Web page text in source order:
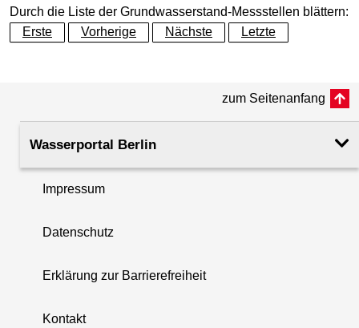
+
−
Durch die Liste der Grundwasserstand-Messstellen blättern:
Erste
Vorherige Nächste Letzte
zum Seitenanfang
Wasserportal Berlin
Impressum
Datenschutz
Erklärung zur Barrierefreiheit
Kontakt